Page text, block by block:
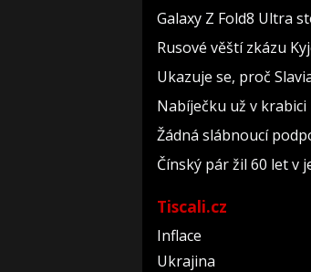
Galaxy Z Fold8 Ultra
Rusové věští zkázu
Ukazuje se, proč
Nabíječku už v
Žádná slábnoucí
Čínský pár žil 60 let v
Tiscali.cz
Inflace
Ukrajina